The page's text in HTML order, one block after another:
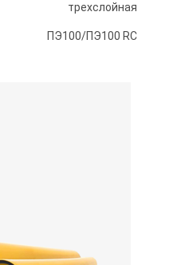
трехслойная
ПЭ100/ПЭ100 RC